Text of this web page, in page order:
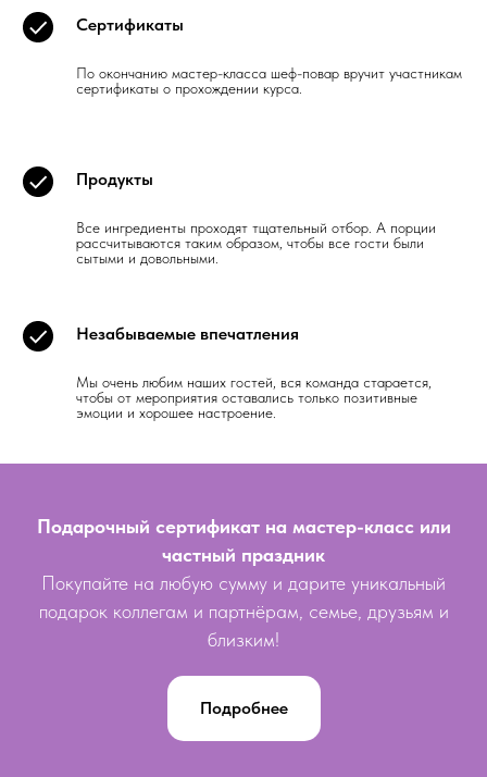
Сертификаты
По окончанию мастер-класса шеф-повар вручит участникам
сертификаты о прохождении курса.
Продукты
Все ингредиенты проходят тщательный отбор. А порции
рассчитываются таким образом, чтобы все гости были
сытыми и довольными.
Незабываемые впечатления
Мы очень любим наших гостей, вся команда старается,
чтобы от мероприятия оставались только позитивные
эмоции и хорошее настроение.
Подарочный сертификат на мастер-класс или
частный праздник
Покупайте на любую сумму и дарите уникальный
подарок коллегам и партнёрам, семье, друзьям и
близким!
Подробнее